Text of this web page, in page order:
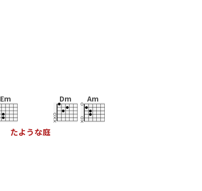
Em
たような庭
Dm Am